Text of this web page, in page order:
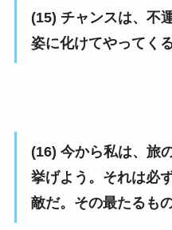
(15) チャンスは、不
姿に化けてやってく
(16) 今から私は、旅
挙げよう。それは必
敵だ。その最たるも